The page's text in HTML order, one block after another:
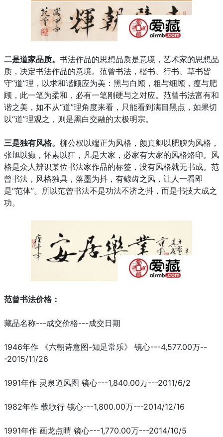
二是道家品质。 书法作品的思想品质是意境，艺术家的思想品
质，决定书法作品的意境。范曾书法，楷书、行书、草书皆
守“道”理，以求和谐顾应为美：黑与白顾，粗与细顾，瘦与肥
顾，此一笔为柔和，必有一笔刚硬与之对应。范曾书法富有和
谐之美，如不从“道”理角度来看，只能看到满目黑点，如果切
以“道”理观之，则是黑白交融的太极明宗。
三是独有风格。 柳公权以端正为风格，颜真卿以肥腴为风格，
张旭以癫，怀素以狂，凡是大家，必家有大家的风格烙印。风
格是众人辨识某位书法家作品的标签，没有风格就无书成。范
曾书法，风格独具，落墨为抖，有鲸齿之风，让人一看即
是“范体”。所以范曾书法不是功法不济之抖，而是书技大成之
功。
范曾书法价格：
藏品名称---成交价格---成交日期
1946年作 《六朝诗意图-知足常乐》 镜心---4,577.00万--
-2015/11/26
1991年作 灵泉道风图 镜心---1,840.00万---2011/6/2
1982年作 载歌行 镜心---1,800.00万---2014/12/16
1991年作 画龙点睛 镜心---1,770.00万---2014/10/5